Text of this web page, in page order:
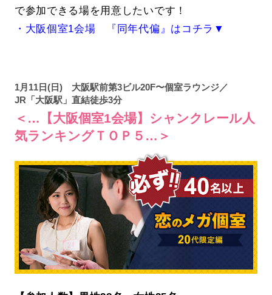
で参加できる場を用意したいです！
・大阪個室1会場 『同年代偏』はコチラ▼
1月11日(日) 大阪駅前第3ビル20F〜個室ラウンジ／
JR「大阪駅」直結徒歩3分
＜…【大阪個室1会場】シャンクレール人
気ランキングＴＯＰ５…＞